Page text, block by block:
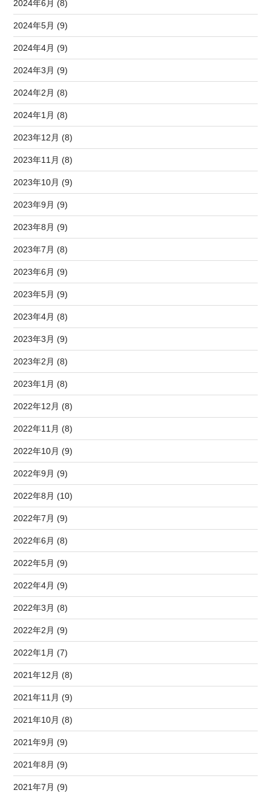
2024年6月 (8)
2024年5月 (9)
2024年4月 (9)
2024年3月 (9)
2024年2月 (8)
2024年1月 (8)
2023年12月 (8)
2023年11月 (8)
2023年10月 (9)
2023年9月 (9)
2023年8月 (9)
2023年7月 (8)
2023年6月 (9)
2023年5月 (9)
2023年4月 (8)
2023年3月 (9)
2023年2月 (8)
2023年1月 (8)
2022年12月 (8)
2022年11月 (8)
2022年10月 (9)
2022年9月 (9)
2022年8月 (10)
2022年7月 (9)
2022年6月 (8)
2022年5月 (9)
2022年4月 (9)
2022年3月 (8)
2022年2月 (9)
2022年1月 (7)
2021年12月 (8)
2021年11月 (9)
2021年10月 (8)
2021年9月 (9)
2021年8月 (9)
2021年7月 (9)